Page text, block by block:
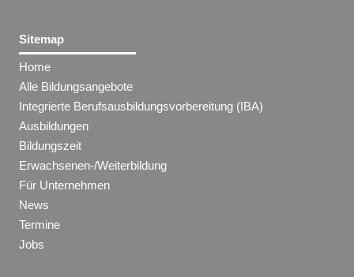
Sitemap
Home
Alle Bildungsangebote
Integrierte Berufsausbildungsvorbereitung (IBA)
Ausbildungen
Bildungszeit
Erwachsenen-/Weiterbildung
Für Unternehmen
News
Termine
Jobs